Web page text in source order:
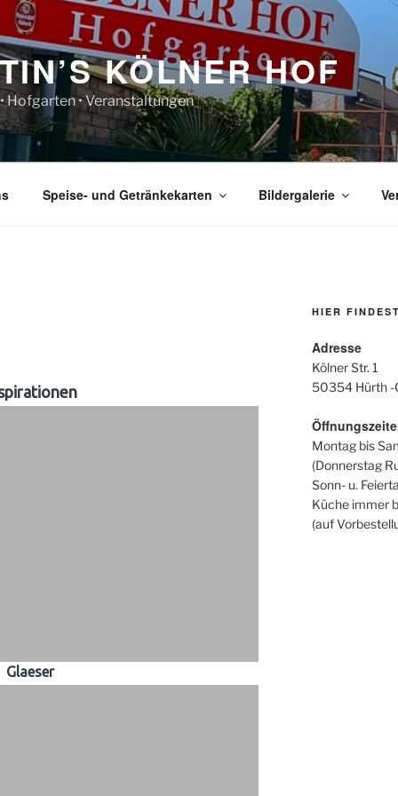
KÖLNER HOF
Hofgarten • Veranstaltungen
Speise- und Getränkekarten Bildergalerie
Glaeser
HIER
Adresse
Kölner Str. 1
50354 Hürth -
Montag bis
(Donnerstag
Sonn- u.
Küche immer
(auf